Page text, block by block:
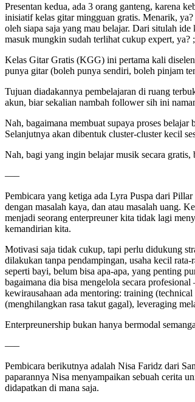
Presentan kedua, ada 3 orang ganteng, karena
inisiatif kelas gitar mingguan gratis. Menarik,
oleh siapa saja yang mau belajar. Dari situlah
masuk mungkin sudah terlihat cukup expert, ya?
Kelas Gitar Gratis (KGG) ini pertama kali
punya gitar (boleh punya sendiri, boleh pinjam
Tujuan diadakannya pembelajaran di ruang
akun, biar sekalian nambah follower sih ini
Nah, bagaimana membuat supaya proses
Selanjutnya akan dibentuk cluster-cluster kecil
Nah, bagi yang ingin belajar musik secara
—–
Pembicara yang ketiga ada Lyra Puspa dari
dengan masalah kaya, dan atau masalah uang.
menjadi seorang enterpreuner kita tidak lagi
kemandirian kita.
Motivasi saja tidak cukup, tapi perlu didukung
dilakukan tanpa pendampingan, usaha kecil
seperti bayi, belum bisa apa-apa, yang penting
bagaimana dia bisa mengelola secara
kewirausahaan ada mentoring: training
(menghilangkan rasa takut gagal), leveraging
Enterpreunership bukan hanya bermodal
—–
Pembicara berikutnya adalah Nisa Faridz dari
paparannya Nisa menyampaikan sebuah cerita
didapatkan di mana saja.